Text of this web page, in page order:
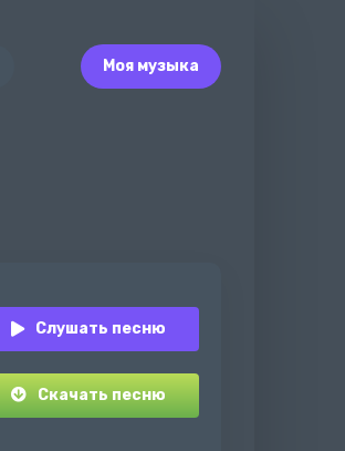
Моя музыка
Слушать песню
Скачать песню